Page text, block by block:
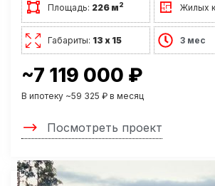
Площадь: 226 м2 Жилых
Габариты: 13 х 15 3 мес
~7 119 000 ₽
В ипотеку ~59 325 ₽ в месяц
Посмотреть проект